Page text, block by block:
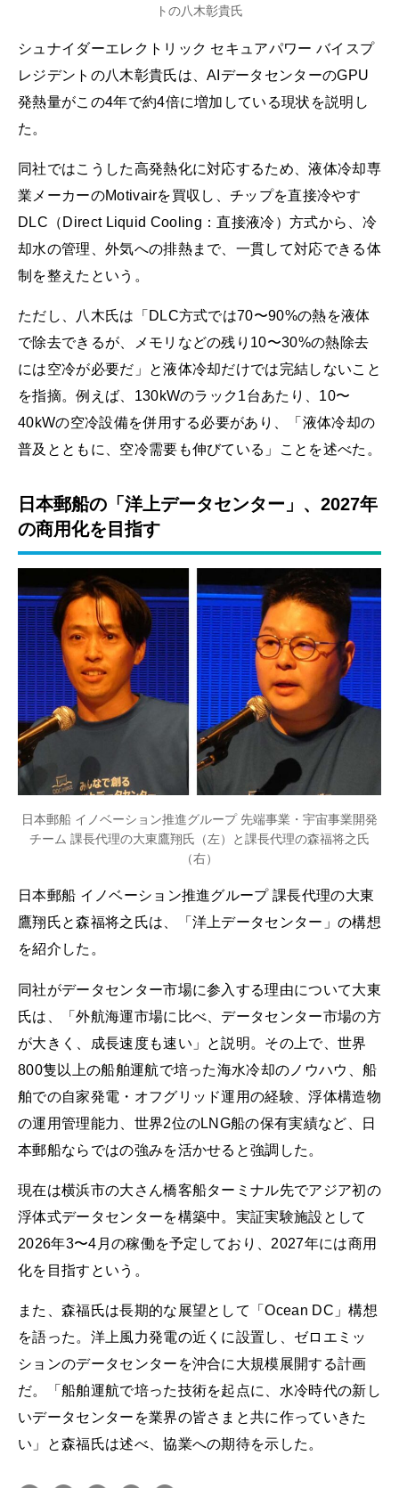
トの八木彰貴氏
シュナイダーエレクトリック セキュアパワー バイスプ
レジデントの八木彰貴氏は、AIデータセンターのGPU
発熱量がこの4年で約4倍に増加している現状を説明し
た。
同社ではこうした高発熱化に対応するため、液体冷却専
業メーカーのMotivairを買収し、チップを直接冷やす
DLC（Direct Liquid Cooling：直接液冷）方式から、冷
却水の管理、外気への排熱まで、一貫して対応できる体
制を整えたという。
ただし、八木氏は「DLC方式では70〜90%の熱を液体
で除去できるが、メモリなどの残り10〜30%の熱除去
には空冷が必要だ」と液体冷却だけでは完結しないこと
を指摘。例えば、130kWのラック1台あたり、10〜
40kWの空冷設備を併用する必要があり、「液体冷却の
普及とともに、空冷需要も伸びている」ことを述べた。
日本郵船の「洋上データセンター」、2027年
の商用化を目指す
日本郵船 イノベーション推進グループ 先端事業・宇宙事業開発
チーム 課長代理の大東鷹翔氏（左）と課長代理の森福将之氏
（右）
日本郵船 イノベーション推進グループ 課長代理の大東
鷹翔氏と森福将之氏は、「洋上データセンター」の構想
を紹介した。
同社がデータセンター市場に参入する理由について大東
氏は、「外航海運市場に比べ、データセンター市場の方
が大きく、成長速度も速い」と説明。その上で、世界
800隻以上の船舶運航で培った海水冷却のノウハウ、船
舶での自家発電・オフグリッド運用の経験、浮体構造物
の運用管理能力、世界2位のLNG船の保有実績など、日
本郵船ならではの強みを活かせると強調した。
現在は横浜市の大さん橋客船ターミナル先でアジア初の
浮体式データセンターを構築中。実証実験施設として
2026年3〜4月の稼働を予定しており、2027年には商用
化を目指すという。
また、森福氏は長期的な展望として「Ocean DC」構想
を語った。洋上風力発電の近くに設置し、ゼロエミッ
ションのデータセンターを沖合に大規模展開する計画
だ。「船舶運航で培った技術を起点に、水冷時代の新し
いデータセンターを業界の皆さまと共に作っていきた
い」と森福氏は述べ、協業への期待を示した。